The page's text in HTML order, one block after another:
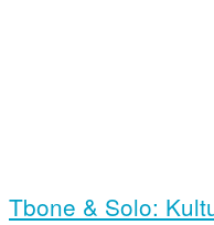
Tbone & Solo: